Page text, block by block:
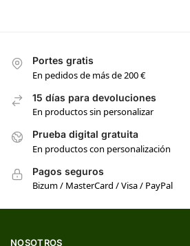
Portes gratis
En pedidos de más de 200 €
15 días para devoluciones
En productos sin personalizar
Prueba digital gratuita
En productos con personalización
Pagos seguros
Bizum / MasterCard / Visa / PayPal
NOSOTROS